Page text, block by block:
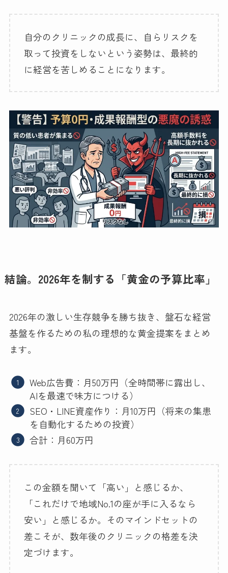
自分のクリニックの成長に、自らリスクを
取って投資をしないという姿勢は、最終的
に経営を苦しめることになります。
結論。2026年を制する「黄金の予算比率」
2026年の激しい生存競争を勝ち抜き、盤石な経営
基盤を作るための私の理想的な黄金提案をまとめ
ます。
Web広告費：月50万円（全時間帯に露出し、
AIを最速で味方につける）
SEO・LINE資産作り：月10万円（将来の集患
を自動化するための投資）
合計：月60万円
この金額を聞いて「高い」と感じるか、
「これだけで地域No.1の座が手に入るなら
安い」と感じるか。そのマインドセットの
差こそが、数年後のクリニックの格差を決
定づけます。